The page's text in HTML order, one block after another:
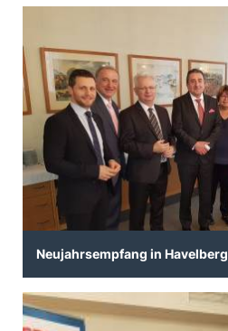
Neujahrsempfang in Havelberg